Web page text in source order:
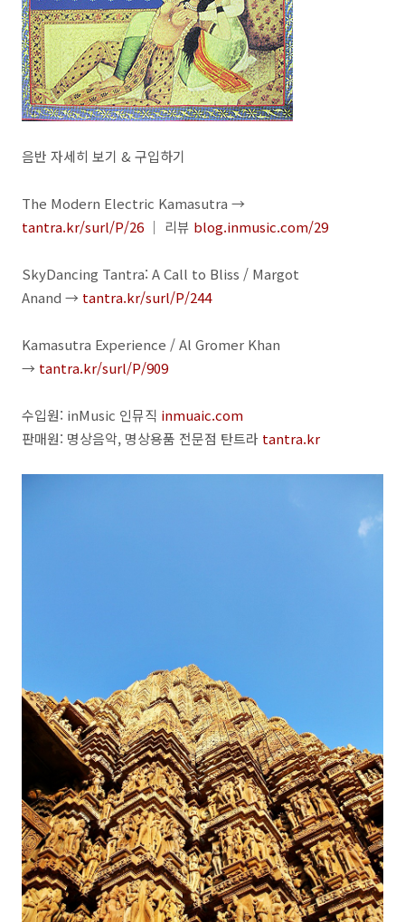
음반 자세히 보기 & 구입하기
The Modern Electric Kamasutra →
tantra.kr/surl/P/26 ｜ 리뷰 blog.inmusic.com/29
SkyDancing Tantra: A Call to Bliss / Margot
Anand → tantra.kr/surl/P/244
Kamasutra Experience / Al Gromer Khan
→ tantra.kr/surl/P/909
수입원: inMusic 인뮤직 inmuaic.com
판매원: 명상음악, 명상용품 전문점 탄트라 tantra.kr